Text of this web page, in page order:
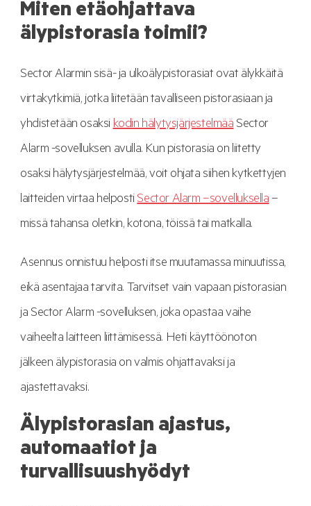
Miten etäohjattava
älypistorasia toimii?
Sector Alarmin sisä- ja ulkoälypistorasiat ovat älykkäitä
virtakytkimiä, jotka liitetään tavalliseen pistorasiaan ja
yhdistetään osaksikodin hälytysjärjestelmääSector
Alarm -sovelluksen avulla. Kun pistorasia on liitetty
osaksi hälytysjärjestelmää, voit ohjata siihen kytkettyjen
laitteiden virtaa helpostiSector Alarm –sovelluksella–
missä tahansa oletkin, kotona, töissä tai matkalla.
Asennus onnistuu helposti itse muutamassa minuutissa,
eikä asentajaa tarvita. Tarvitset vain vapaan pistorasian
ja Sector Alarm -sovelluksen, joka opastaa vaihe
vaiheelta laitteen liittämisessä. Heti käyttöönoton
jälkeen älypistorasia on valmis ohjattavaksi ja
ajastettavaksi.
Älypistorasian ajastus,
automaatiot ja
turvallisuushyödyt